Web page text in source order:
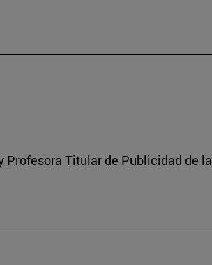
Profesora Titular de Publicidad de la